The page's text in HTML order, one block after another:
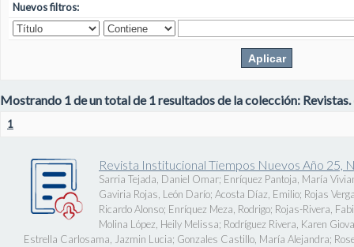
Nuevos filtros:
Mostrando 1 de un total de 1 resultados de la colección: Revistas.
1
Revista Institucional Tiempos Nuevos Año 25,
Sarria Tejada, Daniel Omar; Enríquez Pantoja, María
Gaviria Rojas, León Darío; Acosta Díaz, Emilio; Rojas
Ricardo Alonso; Enríquez Meza, Rodrigo; Rojas-Rivera,
Molina López, Heily Melissa; Rodríguez Rivera, Karen
Estrella Carlosama, Jazmin Lucia; Gonzales Castillo, María Alejandra;